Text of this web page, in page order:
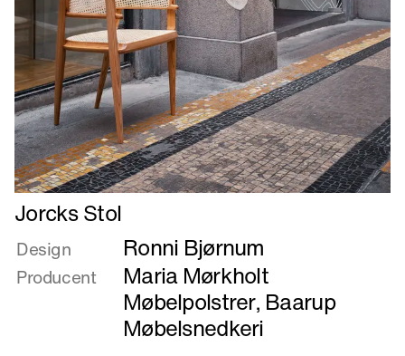
Læs
mere
om
Jorcks
Jorcks Stol
Design Ronni Bjørnum
Producent
Maria Mørkholt
Møbelpolstrer,Baarup
Møbelsnedkeri